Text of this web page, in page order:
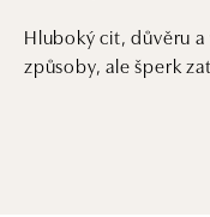
Hluboký cit, důvěru
způsoby, ale šperk